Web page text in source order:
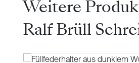
Weitere
Ralf Brüll